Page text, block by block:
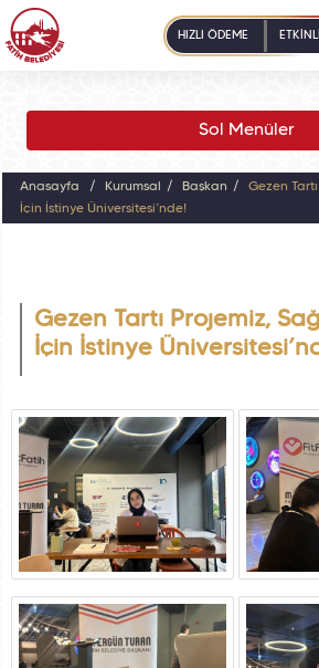
HIZLI ÖDEME
Sol Menüler
Anasayfa Kurumsal Başkan
Gezen
İçin İstinye Üniversitesi’nde!
Gezen Tartı Projemiz,
İçin İstinye